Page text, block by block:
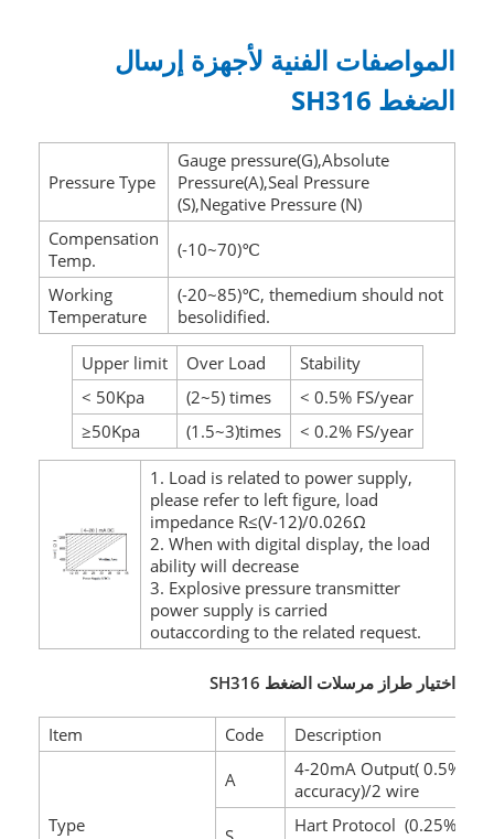
المواصفات الفنية لأجهزة إرسال
الضغط SH316
Pressure Type
Gauge pressure(G),Absolute
Pressure(A),Seal Pressure
(S),Negative Pressure (N)
Compensation
Temp.
(-10~70)℃
Working
Temperature
(-20~85)℃, themedium should not
besolidified.
Upper limit Over Load
Stability
< 50Kpa
(2~5) times
< 0.5% FS/year
≥50Kpa
(1.5~3)times < 0.2% FS/year
1. Load is related to power supply,
please refer to left figure, load
impedance R≤(V-12)/0.026Ω
2. When with digital display, the load
ability will decrease
3. Explosive pressure transmitter
power supply is carried
outaccording to the related request.
اختيار طراز مرسلات الضغط SH316
Item Code Description
Type
A
4-20mA Output( 0.5%
accuracy)/2 wire
Hart Protocol (0.25%